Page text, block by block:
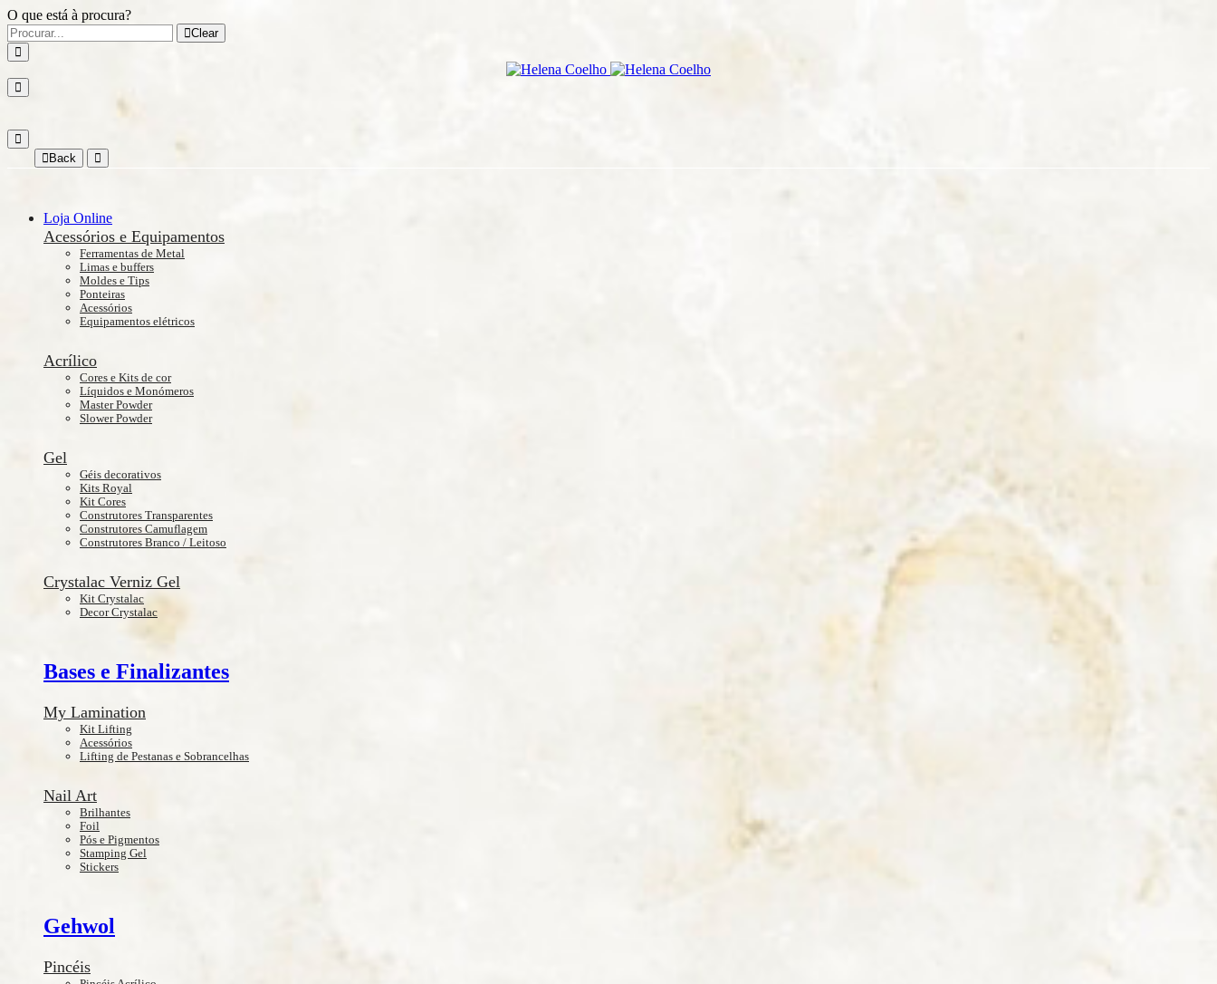
O que está à procura?
Clear
Back
Loja Online
Acessórios e Equipamentos
Ferramentas de Metal
Limas e buffers
Moldes e Tips
Ponteiras
Acessórios
Equipamentos elétricos
Acrílico
Cores e Kits de cor
Líquidos e Monómeros
Master Powder
Slower Powder
Gel
Géis decorativos
Kits Royal
Kit Cores
Construtores Transparentes
Construtores Camuflagem
Construtores Branco / Leitoso
Crystalac Verniz Gel
Kit Crystalac
Decor Crystalac
Bases e Finalizantes
My Lamination
Kit Lifting
Acessórios
Lifting de Pestanas e Sobrancelhas
Nail Art
Brilhantes
Foil
Pós e Pigmentos
Stamping Gel
Stickers
Gehwol
Pincéis